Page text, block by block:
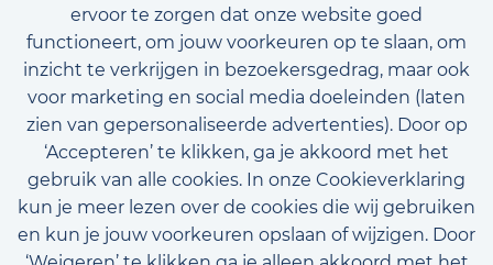
ervoor te zorgen dat onze website goed
functioneert, om jouw voorkeuren op te slaan, om
inzicht te verkrijgen in bezoekersgedrag, maar ook
voor marketing en social media doeleinden (laten
zien van gepersonaliseerde advertenties). Door op
‘Accepteren’ te klikken, ga je akkoord met het
gebruik van alle cookies. In onze Cookieverklaring
kun je meer lezen over de cookies die wij gebruiken
en kun je jouw voorkeuren opslaan of wijzigen. Door
Voornaam
Achternaam
E-mailadres (optioneel)